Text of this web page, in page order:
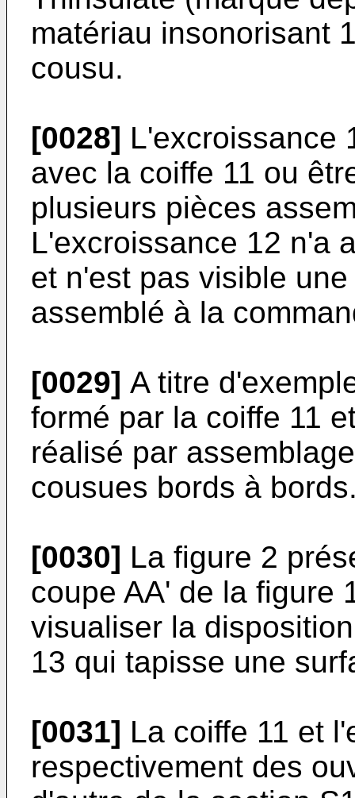
matériau insonorisant
cousu.
[0028] L'excroissance
avec la coiffe 11 ou
plusieurs pièces
L'excroissance 12 n'a
et n'est pas visible
assemblé à la
[0029] A titre
formé par la coiffe 11
réalisé par
cousues bords à
[0030] La figure 2
coupe AA' de la figure
visualiser la
13 qui tapisse une
[0031] La coiffe 11 et
respectivement des